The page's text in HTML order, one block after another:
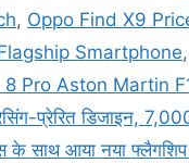
, Oppo Find X9
Smartphone,
8 Pro Aston Martin
प्रेरित डिजाइन,
के साथ आया नया